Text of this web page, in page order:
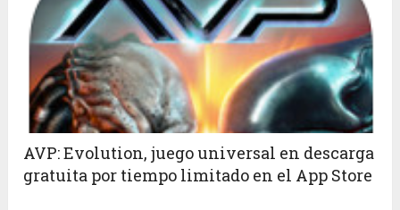
AVP: Evolution, juego universal en descarga
gratuita por tiempo limitado en el App Store